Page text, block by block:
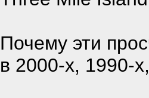
Почему эти
в 2000-х, 1990-